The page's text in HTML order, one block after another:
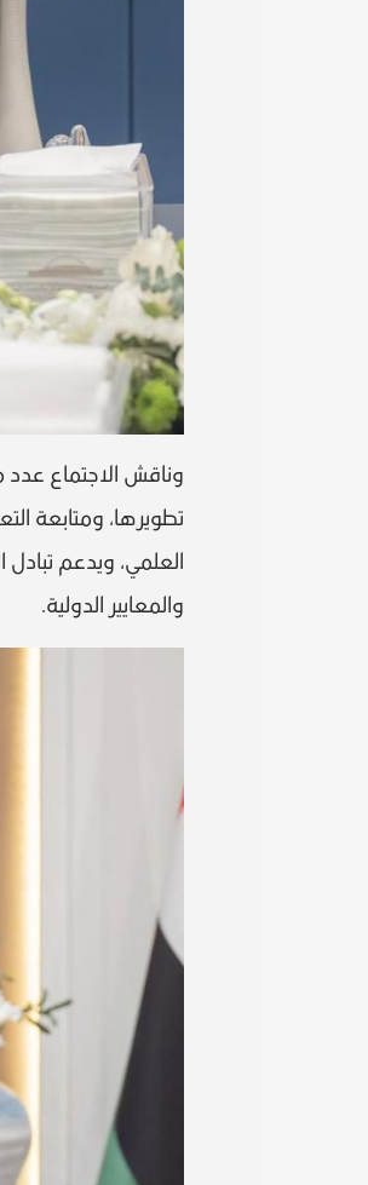
وناقش الاجتماع عدد
تطويرها، ومتابعة
العلمي، ويدعم تبادل
والمعايير الدولية.